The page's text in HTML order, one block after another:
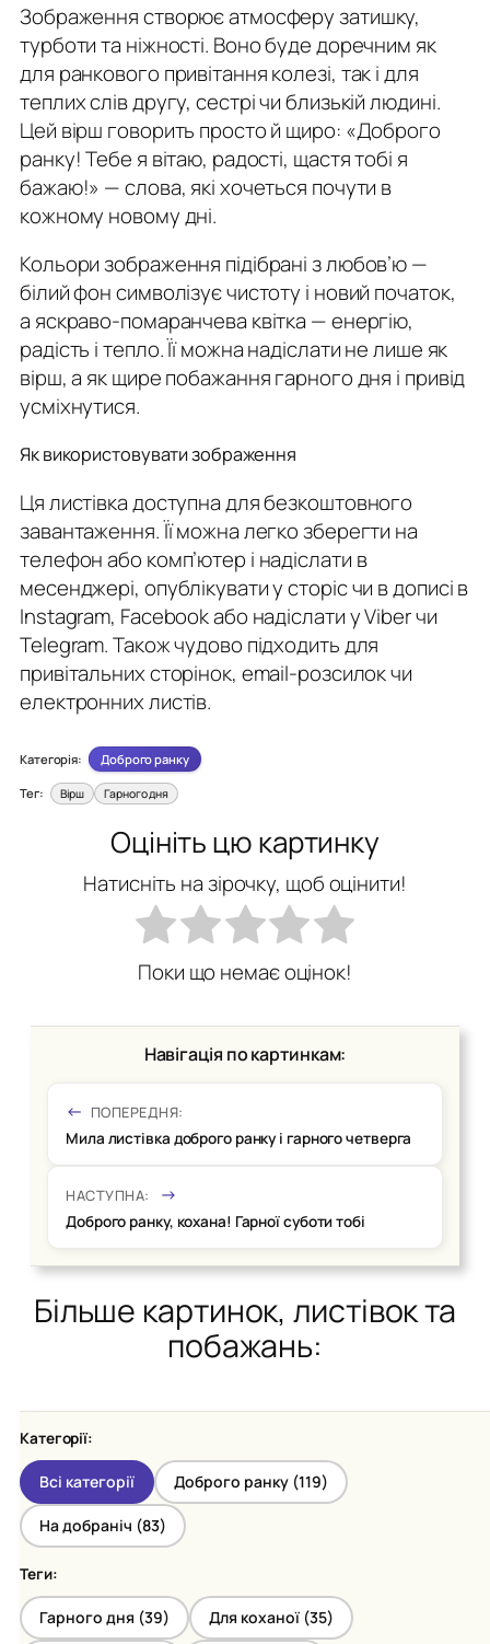
Зображення створює атмосферу затишку,
турботи та ніжності. Воно буде доречним як
для ранкового привітання колезі, так і для
теплих слів другу, сестрі чи близькій людині.
Цей вірш говорить просто й щиро: «Доброго
ранку! Тебе я вітаю, радості, щастя тобі я
бажаю!» — слова, які хочеться почути в
кожному новому дні.
Кольори зображення підібрані з любов’ю —
білий фон символізує чистоту і новий початок,
а яскраво-помаранчева квітка — енергію,
радість і тепло. Її можна надіслати не лише як
вірш, а як щире побажання гарного дня і привід
усміхнутися.
Як використовувати зображення
Ця листівка доступна для безкоштовного
завантаження. Її можна легко зберегти на
телефон або комп’ютер і надіслати в
месенджері, опублікувати у сторіс чи в дописі в
Instagram, Facebook або надіслати у Viber чи
Telegram. Також чудово підходить для
привітальних сторінок, email-розсилок чи
електронних листів.
Категорія: Доброго ранку
Тег: Вірш Гарного дня
Оцініть цю картинку
Натисніть на зірочку, щоб оцінити!
Поки що немає оцінок!
Навігація по картинкам:
ПОПЕРЕДНЯ:
Мила листівка доброго ранку і гарного четверга
НАСТУПНА:
Доброго ранку, кохана! Гарної суботи тобі
Більше картинок, листівок та
побажань:
Категорії:
Всі категорії Доброго ранку (119)
На добраніч (83)
Теги:
Гарного дня (39) Для коханої (35)